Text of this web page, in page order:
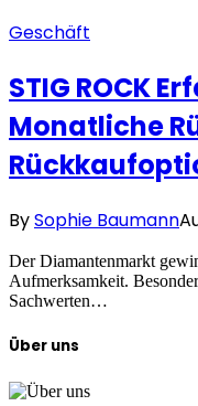
Geschäft
STIG ROCK
Monatliche
BySophie Baumann
Der Diamantenmarkt
Aufmerksamkeit.
Sachwerten…
Über uns